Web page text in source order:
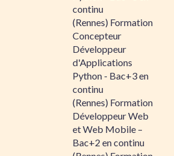
continu
(Rennes) Formation
Concepteur
Développeur
d'Applications
Python - Bac+3 en
continu
(Rennes) Formation
Développeur Web
et Web Mobile –
Bac+2 en continu